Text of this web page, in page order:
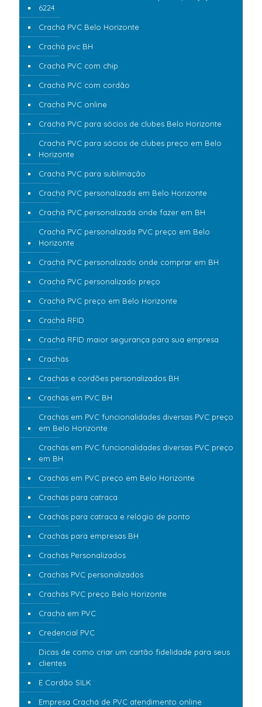
6224
Crachá PVC Belo Horizonte
Crachá pvc BH
Crachá PVC com chip
Crachá PVC com cordão
Crachá PVC online
Crachá PVC para sócios de clubes Belo Horizonte
Crachá PVC para sócios de clubes preço em Belo
Horizonte
Crachá PVC para sublimação
Crachá PVC personalizada em Belo Horizonte
Crachá PVC personalizada onde fazer em BH
Crachá PVC personalizada PVC preço em Belo
Horizonte
Crachá PVC personalizado onde comprar em BH
Crachá PVC personalizado preço
Crachá PVC preço em Belo Horizonte
Crachá RFID
Crachá RFID maior segurança para sua empresa
Crachás
Crachás e cordões personalizados BH
Crachás em PVC BH
Crachás em PVC funcionalidades diversas PVC preço
em Belo Horizonte
Crachás em PVC funcionalidades diversas PVC preço
em BH
Crachás em PVC preço em Belo Horizonte
Crachás para catraca
Crachás para catraca e relógio de ponto
Crachás para empresas BH
Crachás Personalizados
Crachás PVC personalizados
Crachás PVC preço Belo Horizonte
Crachá em PVC
Credencial PVC
Dicas de como criar um cartão fidelidade para seus
clientes
E Cordão SILK
Empresa Crachá de PVC atendimento online